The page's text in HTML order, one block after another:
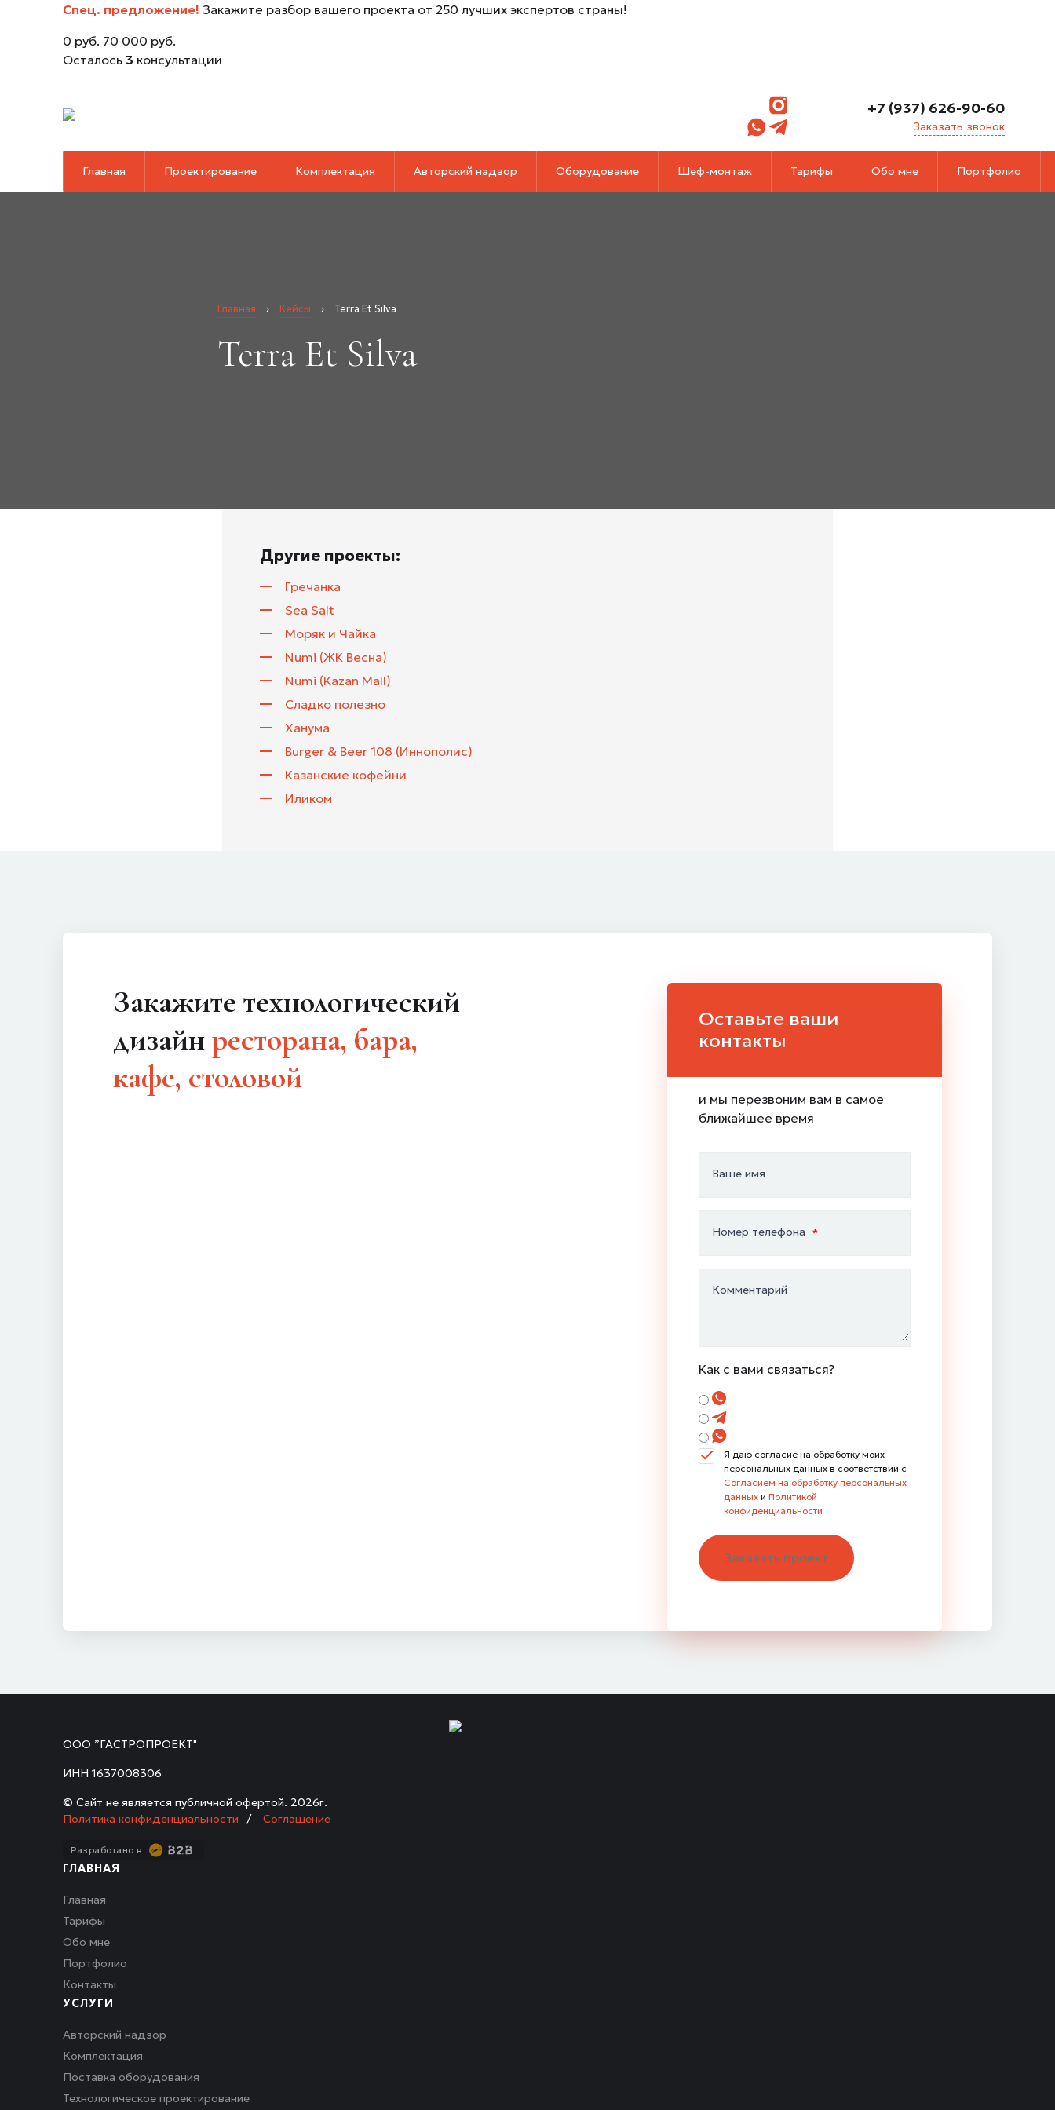
Спец. предложение! Закажите разбор вашего проекта от 250 лучших экспертов страны!
0 руб. 70 000 руб.
Осталось 3 консультации
+7 (937) 626-90-60
Заказать звонок
Главная Проектирование Комплектация Авторский надзор Оборудование Шеф-монтаж Тарифы Обо мне Портфолио
Главная › Кейсы › Terra Et Silva
Terra Et Silva
Другие проекты:
Гречанка
Sea Salt
Моряк и Чайка
Numi (ЖК Весна)
Numi (Kazan Mall)
Сладко полезно
Ханума
Burger & Beer 108 (Иннополис)
Казанские кофейни
Иликом
Закажите технологический
дизайнресторана, бара,
кафе, столовой
Оставьте ваши
контакты
и мы перезвоним вам в самое
ближайшее время
Ваше имя
Номер телефона
Комментарий
Как с вами связаться?
Я даю согласие на обработку моих
персональных данных в соответствии с
Согласием на обработку персональных
данных и Политикой
конфиденциальности
Заказать проект
ООО ”ГАСТРОПРОЕКТ"
ИНН 1637008306
© Сайт не является публичной офертой. 2026г.
Политика конфиденциальности
/ Соглашение
Разработано в
ГЛАВНАЯ
Главная
Тарифы
Обо мне
Портфолио
Контакты
УСЛУГИ
Авторский надзор
Комплектация
Поставка оборудования
Технологическое проектирование